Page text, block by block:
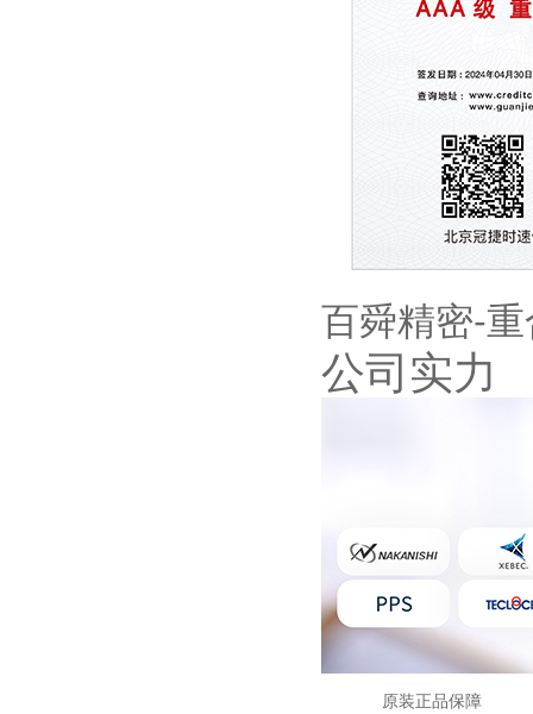
百舜精密-
公司实力
原装正品保障